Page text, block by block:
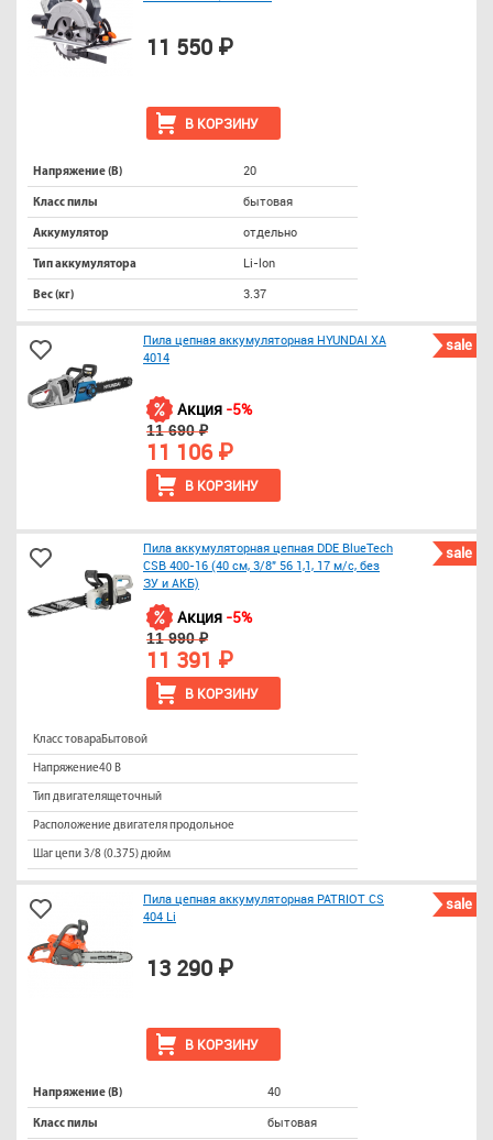
В КОРЗИНУ
11 550 ₽
Напряжение (В) 20
Класс пилы бытовая
Аккумулятор отдельно
Тип аккумулятора Li-lon
Вес (кг) 3.37
sale
Пила цепная аккумуляторная HYUNDAI XA
4014
В КОРЗИНУ
Акция -5%
11 690 ₽
11 106 ₽
sale
Пила аккумуляторная цепная DDE BlueTech
CSB 400-16 (40 см, 3/8" 56 1,1, 17 м/с, без
ЗУ и АКБ)
В КОРЗИНУ
Акция -5%
11 990 ₽
11 391 ₽
Класс товараБытовой
Напряжение40 В
Тип двигателящеточный
Расположение двигателя продольное
Шаг цепи 3/8 (0.375) дюйм
sale
Пила цепная аккумуляторная PATRIOT СS
404 Li
В КОРЗИНУ
13 290 ₽
Напряжение (В) 40
Класс пилы бытовая